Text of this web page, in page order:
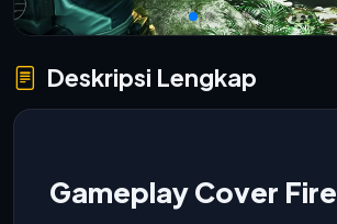
Deskripsi Lengkap
Gameplay Cover Fire